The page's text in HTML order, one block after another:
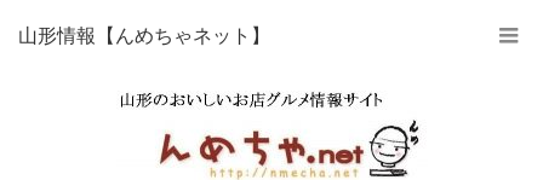
山形情報【んめちゃネット】